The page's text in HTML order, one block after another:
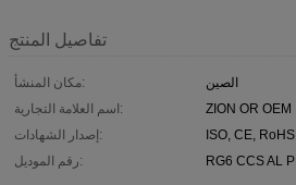
تفاصيل المنتج
مكان المنشأ:
الصين
اسم العلامة التجارية:
ZION OR OEM
إصدار الشهادات:
ISO, CE,
رقم الموديل: